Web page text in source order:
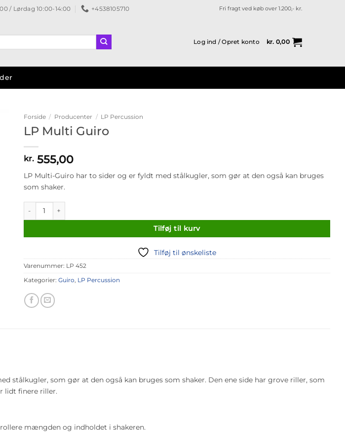
/ Lørdag 10:00-14:00 +4538105710 Fri fragt ved køb over 1.200,- kr.
Log ind / Opret konto kr. 0,00
Forside / Producenter / LP Percussion
LP Multi Guiro
kr.555,00
LP Multi-Guiro har to sider og er fyldt med stålkugler, som gør at den også kan bruges
som shaker.
LP Multi Guiro antal
Tilføj til kurv
Tilføj til ønskeliste
Varenummer: LP 452
Kategorier: Guiro, LP Percussion
stålkugler, som gør at den også kan bruges som shaker. Den ene side har grove riller, som
lidt finere riller.
mængden og indholdet i shakeren.